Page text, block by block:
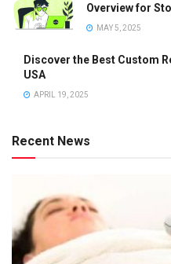
Overview for
MAY 5, 2025
Discover the Best Custom
USA
APRIL 19, 2025
Recent News